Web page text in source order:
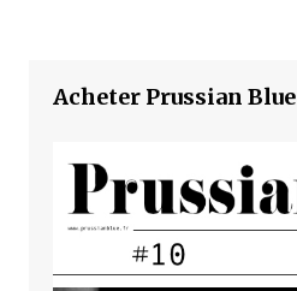
Acheter Prussian Blue